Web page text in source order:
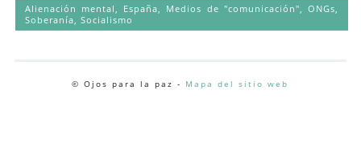
Alienación mental España Medios de "comunicación" ,ONGs
Soberanía Socialismo
© Ojos para la paz - Mapa del sitio web